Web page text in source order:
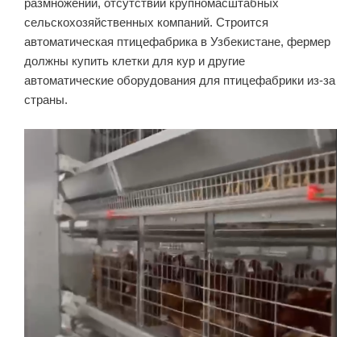
сельскохозяйственных компаний. Строится
автоматическая птицефабрика в Узбекистане, фермер
должны купить клетки для кур и другие
автоматические оборудования для птицефабрики из-за
страны.